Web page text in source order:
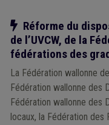
Notre action
Réforme du
de l’UVCW, de la
fédérations des
La Fédération wallonne
Fédération wallonne des
Fédération wallonne des
locaux, la Fédération